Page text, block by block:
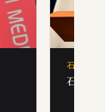
石破茂、
石破茂